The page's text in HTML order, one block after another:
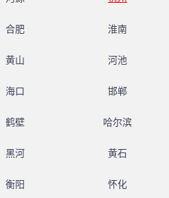
合肥 淮南
黄山 河池
海口 邯郸
鹤壁 哈尔滨
黑河 黄石
衡阳 怀化